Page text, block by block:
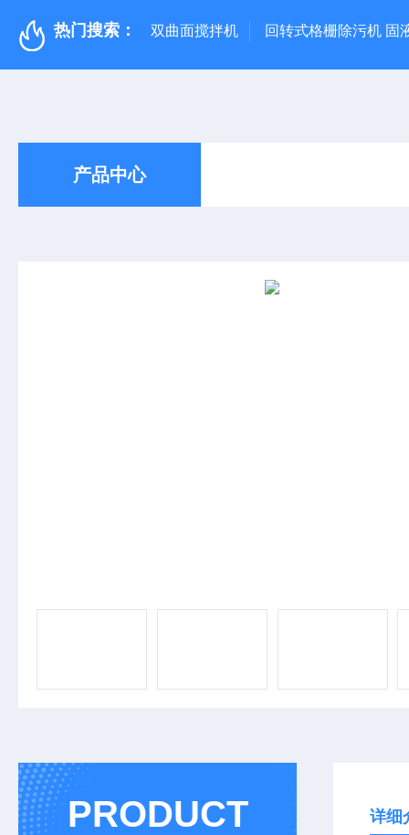
热门搜索： 双曲面搅拌机 回转式格栅除污机 固
产品中心
PRODUCT 详细